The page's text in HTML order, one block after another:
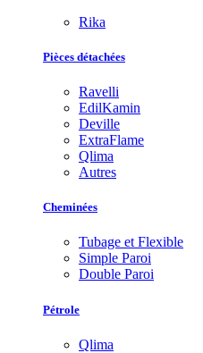
Rika
Pièces détachées
Ravelli
EdilKamin
Deville
ExtraFlame
Qlima
Autres
Cheminées
Tubage et Flexible
Simple Paroi
Double Paroi
Pétrole
Qlima